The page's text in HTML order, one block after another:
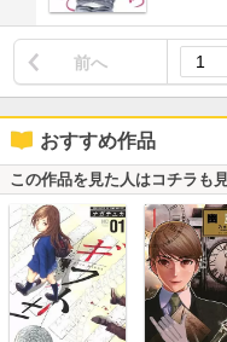
前へ
おすすめ作品
この作品を見た人はコチラも